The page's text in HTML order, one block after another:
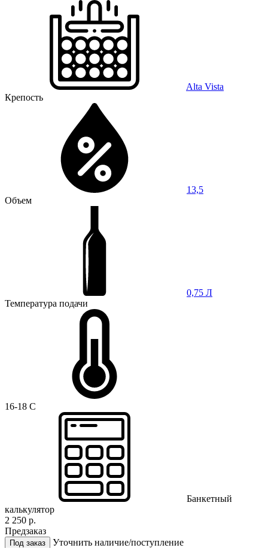
Alta Vista
Крепость
13,5
Объем
0,75 Л
Температура подачи
16-18 C
Банкетный
калькулятор
2 250 р.
Предзаказ
Под заказ
Уточнить наличие/поступление